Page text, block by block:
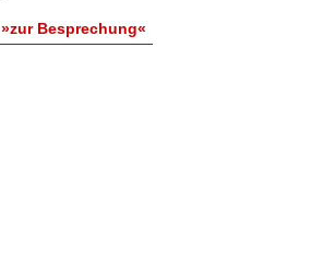
»zur Besprechung«